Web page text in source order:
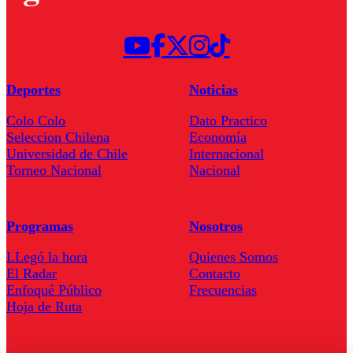
Deportes
Colo Colo
Seleccion Chilena
Universidad de Chile
Torneo Nacional
Noticias
Dato Practico
Economía
Internacional
Nacional
Programas
LLegó la hora
El Radar
Enfoqué Público
Hoja de Ruta
Nosotros
Quienes Somos
Contacto
Frecuencias